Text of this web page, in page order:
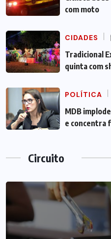
com moto
CIDADES
Tradicional
quinta com
POLÍTICA
MDB
e concentra
Circuito